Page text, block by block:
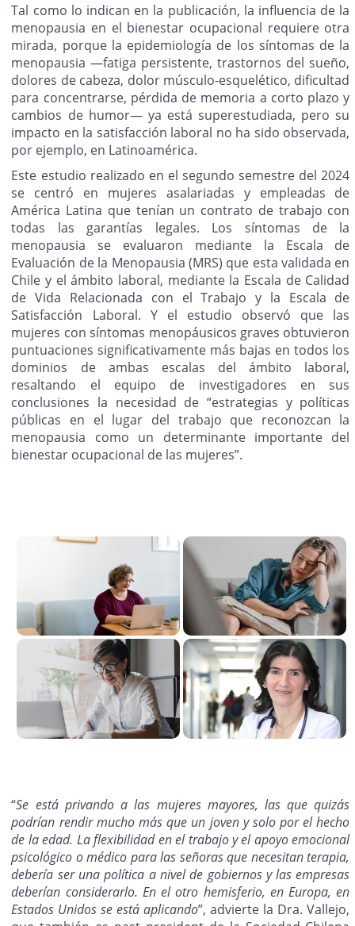
Tal como lo indican en la publicación, la influencia de la
menopausia en el bienestar ocupacional requiere otra
mirada, porque la epidemiología de los síntomas de la
menopausia —fatiga persistente, trastornos del sueño,
dolores de cabeza, dolor músculo-esquelético, dificultad
para concentrarse, pérdida de memoria a corto plazo y
cambios de humor— ya está superestudiada, pero su
impacto en la satisfacción laboral no ha sido observada,
por ejemplo, en Latinoamérica.
Este estudio realizado en el segundo semestre del 2024
se centró en mujeres asalariadas y empleadas de
América Latina que tenían un contrato de trabajo con
todas las garantías legales. Los síntomas de la
menopausia se evaluaron mediante la Escala de
Evaluación de la Menopausia (MRS) que esta validada en
Chile y el ámbito laboral, mediante la Escala de Calidad
de Vida Relacionada con el Trabajo y la Escala de
Satisfacción Laboral. Y el estudio observó que las
mujeres con síntomas menopáusicos graves obtuvieron
puntuaciones significativamente más bajas en todos los
dominios de ambas escalas del ámbito laboral,
resaltando el equipo de investigadores en sus
conclusiones la necesidad de “estrategias y políticas
públicas en el lugar del trabajo que reconozcan la
menopausia como un determinante importante del
bienestar ocupacional de las mujeres”.
“Se está privando a las mujeres mayores, las que quizás
podrían rendir mucho más que un joven y solo por el hecho
de la edad. La flexibilidad en el trabajo y el apoyo emocional
psicológico o médico para las señoras que necesitan terapia,
debería ser una política a nivel de gobiernos y las empresas
deberían considerarlo. En el otro hemisferio, en Europa, en
Estados Unidos se está aplicando”, advierte la Dra. Vallejo,